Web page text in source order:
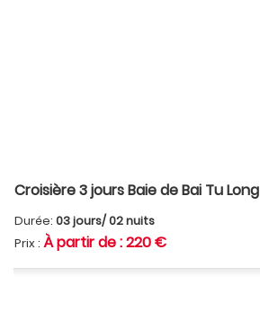
Croisière 3 jours Baie de Bai Tu Long
Durée: 03 jours/ 02 nuits
Prix : À partir de : 220 €